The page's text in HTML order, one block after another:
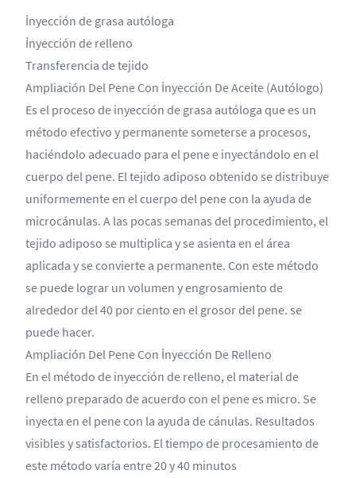
İnyección de grasa autóloga
İnyección de relleno
Transferencia de tejido
Ampliación Del Pene Con İnyección De Aceite (Autólogo)
Es el proceso de inyección de grasa autóloga que es un
método efectivo y permanente someterse a procesos,
haciéndolo adecuado para el pene e inyectándolo en el
cuerpo del pene. El tejido adiposo obtenido se distribuye
uniformemente en el cuerpo del pene con la ayuda de
microcánulas. A las pocas semanas del procedimiento, el
tejido adiposo se multiplica y se asienta en el área
aplicada y se convierte a permanente. Con este método
se puede lograr un volumen y engrosamiento de
alrededor del 40 por ciento en el grosor del pene. se
puede hacer.
Ampliación Del Pene Con İnyección De Relleno
En el método de inyección de relleno, el material de
relleno preparado de acuerdo con el pene es micro. Se
inyecta en el pene con la ayuda de cánulas. Resultados
visibles y satisfactorios. El tiempo de procesamiento de
este método varía entre 20 y 40 minutos